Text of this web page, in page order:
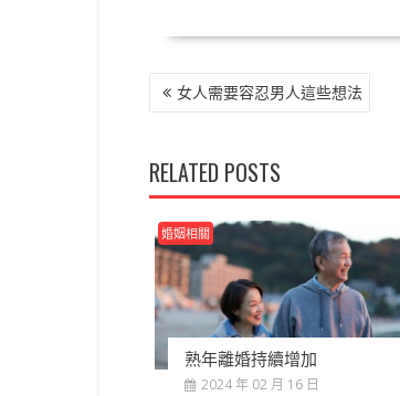
文
章
覽
女人需要容忍男人這些想法
RELATED POSTS
婚姻相關
熟年離婚持續增加
2024 年 02 月 16 日